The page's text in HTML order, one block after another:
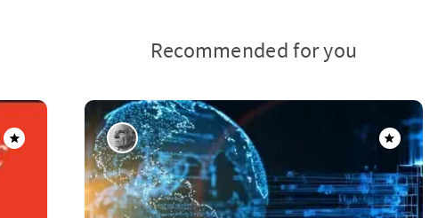
Recommended for you